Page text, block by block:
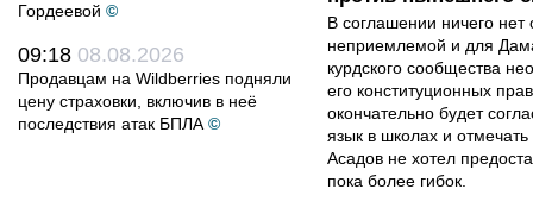
Гордеевой ©
09:18 08.08.2026
Продавцам на Wildberries подняли
цену страховки, включив в неё
последствия атак БПЛА ©
В соглашении ничего
неприемлемой и для
курдского сообщества
его конституционных
окончательно будет
язык в школах и
Асадов не хотел
пока более гибок.